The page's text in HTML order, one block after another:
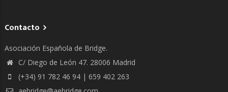
Contacto
Asociación Española de Bridge.
C/ Diego de León 47. 28006 Madrid
(+34) 91 782 46 94 | 659 402 263